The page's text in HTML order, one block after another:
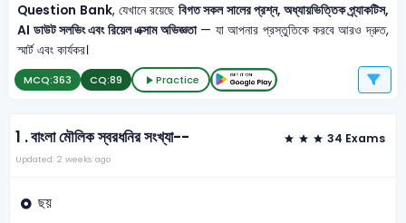
Question Bank, যেখানে রয়েছে বিগত সকল সালের প্রশ্ন, অধ্যায়ভিত্তিক প্র্যাকটিস,
AI ডাউট সলভিং এবং রিয়েল এক্সাম অভিজ্ঞতা— যা আপনার প্রস্তুতিকে করবে আরও দ্রুত,
স্মার্ট এবং কার্যকর।
MCQ:363 CQ:89 Practice
1 .বাংলা মৌলিক স্বরধনির সংখ্যা-- 34 Exams
Updated: 2 weeks ago
ছয়